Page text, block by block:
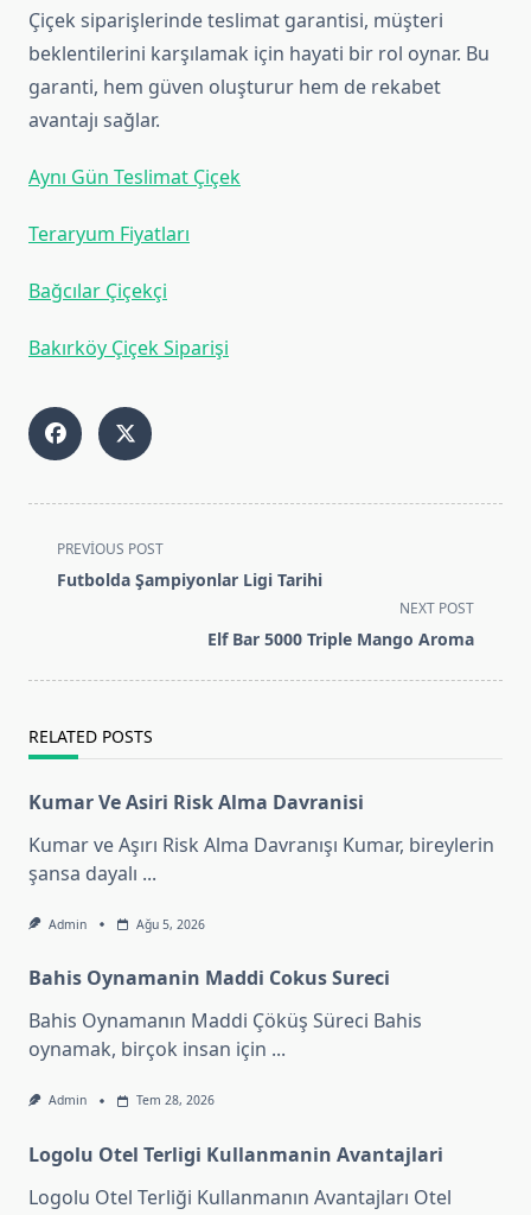
Çiçek siparişlerinde teslimat garantisi, müşteri
beklentilerini karşılamak için hayati bir rol oynar. Bu
garanti, hem güven oluşturur hem de rekabet
avantajı sağlar.
Aynı Gün Teslimat Çiçek
Teraryum Fiyatları
Bağcılar Çiçekçi
Bakırköy Çiçek Siparişi
<span
class="nav-
text">Page</span>
PREVIOUS POST
Futbolda Şampiyonlar Ligi Tarihi
NEXT POST
Elf Bar 5000 Triple Mango Aroma
RELATED POSTS
Kumar Ve Asiri Risk Alma Davranisi
Kumar ve Aşırı Risk Alma Davranışı Kumar, bireylerin
şansa dayalı ...
Admin Ağu 5, 2026
Bahis Oynamanin Maddi Cokus Sureci
Bahis Oynamanın Maddi Çöküş Süreci Bahis
oynamak, birçok insan için ...
Admin Tem 28, 2026
Logolu Otel Terligi Kullanmanin Avantajlari
Logolu Otel Terliği Kullanmanın Avantajları Otel